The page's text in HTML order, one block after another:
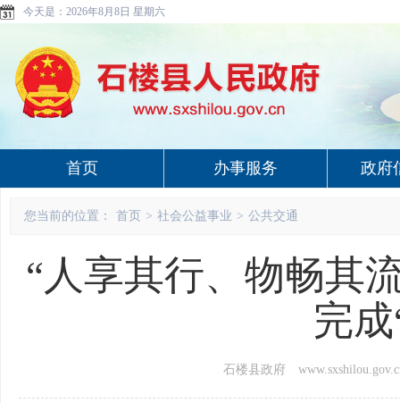
今天是： 2026年8月8日 星期六
首页 办事服务 政府
您当前的位置： 首页 > 社会公益事业 > 公共交通
“人享其行、物畅其
完
石楼县政府